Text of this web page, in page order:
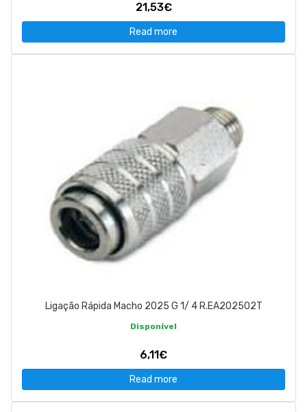
21,53€
Read more
Ligação Rápida Macho 2025 G 1/ 4 R.EA202502T
Disponível
6,11€
Read more